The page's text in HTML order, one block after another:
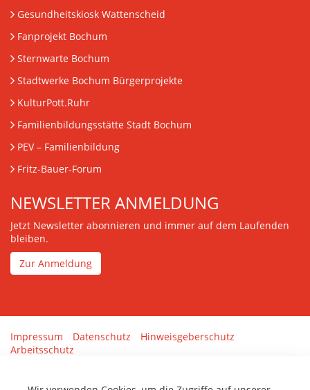
Gesundheitskiosk Wattenscheid
Fanprojekt Bochum
Sternwarte Bochum
Stadtwerke Bochum Bürgerprojekte
KulturPott.Ruhr
Familienbildungsstätte Stadt Bochum
PEV– Familienbildung
Fritz-Bauer-Forum
NEWSLETTER ANMELDUNG
Jetzt Newsletter abonnieren und immer auf dem Laufenden
bleiben.
Zur Anmeldung
Impressum Datenschutz
Hinweisgeberschutz
Arbeitsschutz